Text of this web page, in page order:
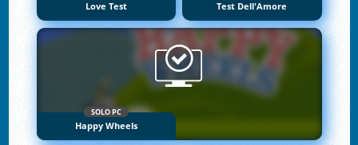
Love Test Test Dell'Amore
SOLO PC
Happy Wheels